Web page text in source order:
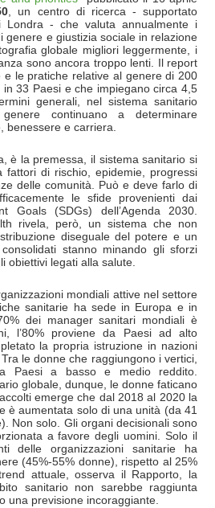
, un centro di ricerca - supportato
Londra - che valuta annualmente i
genere e giustizia sociale in relazione
globale migliori leggermente, i
sono ancora troppo lenti. Il report
e le pratiche relative al genere di 200
33 Paesi e che impiegano circa 4,5
generali, nel sistema sanitario
continuano a determinare
benessere e carriera.
è la premessa, il sistema sanitario si
di rischio, epidemie, progressi
delle comunità. Può e deve farlo di
le sfide provenienti dai
Goals (SDGs) dell’Agenda 2030.
rivela, però, un sistema che non
diseguale del potere e un
stanno minando gli sforzi
obiettivi legati alla salute.
mondiali attive nel settore
sanitarie ha sede in Europa e in
dei manager sanitari mondiali è
l’80% proviene da Paesi ad alto
la propria istruzione in nazioni
le donne che raggiungono i vertici,
Paesi a basso e medio reddito.
globale, dunque, le donne faticano
emerge che dal 2018 al 2020 la
è aumentata solo di una unità (da 41
Non solo. Gli organi decisionali sono
a favore degli uomini. Solo il
delle organizzazioni sanitarie ha
(45%-55% donne), rispetto al 25%
attuale, osserva il Rapporto, la
sanitario non sarebbe raggiunta
una previsione incoraggiante.